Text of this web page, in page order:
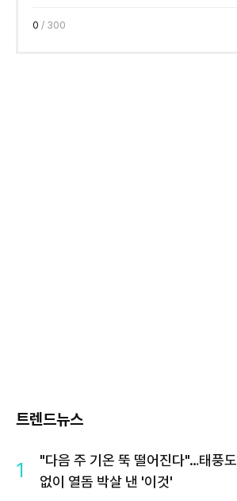
0 / 300
트렌드뉴스
1
"다음 주 기온 뚝 떨어진다"…태풍도
없이 열돔 박살 낸 '이것'